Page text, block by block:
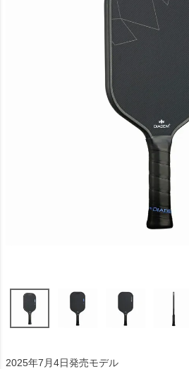
2025年7月4日発売モデル